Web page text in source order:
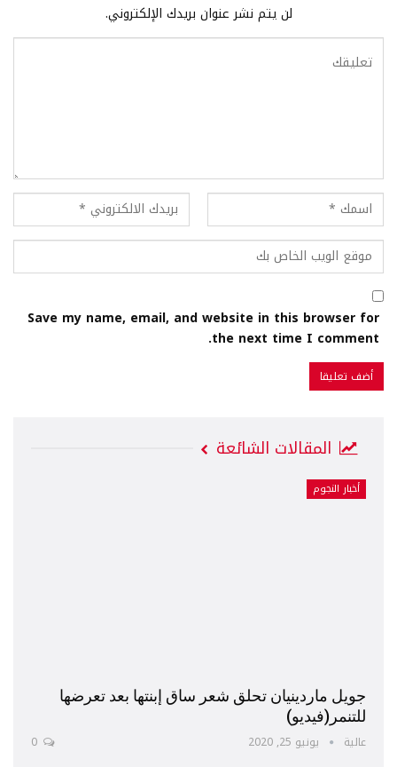
لن يتم نشر عنوان بريدك الإلكتروني.
Save my name, email, and website in this browser for
the next time I comment.
المقالات الشائعة
أخبار النجوم
جويل ماردينيان تحلق شعر ساق إبنتها بعد تعرضها
للتنمر(فيديو)
عالية يونيو 25, 2020